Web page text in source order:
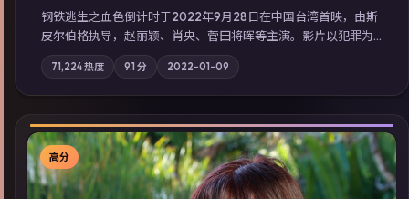
钢铁逃生之血色倒计时于2022年9月28日在中国台湾首映，由斯
皮尔伯格执导，赵丽颖、肖央、菅田将晖等主演。影片以犯罪为
叙事主轴，失踪人口档案牵出跨国灰色产业链；摄影与配乐强化
地域气质；站内亦可通过「国产免费观看高清电视剧在线看」延
展检索同类型高分佳作，畅享高清在线追剧体验。
71,224热度 9.1 分 2022-01-09
高分